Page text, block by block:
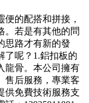
的配搭和拼接，
。若是有其他的問
思路才有新的發
了呢？1.鋁扣板的
龍骨。本公司擁有
售后服務，專業客
供免費技術服務支